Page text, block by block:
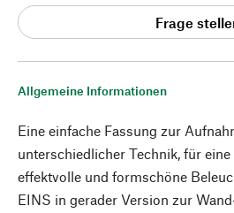
Allgemeine Informationen
Eine einfache Fassung zur
unterschiedlicher Technik, für
effektvolle und formschöne
EINS in gerader Version zur
Frage